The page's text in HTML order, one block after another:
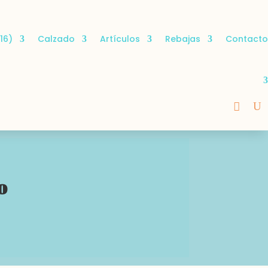
Calzado Artículos Rebajas Contacto